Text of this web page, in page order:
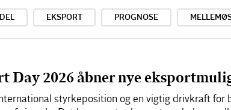
EKSPORT PROGNOSE
Day 2026 åbner nye
styrkeposition og en vigtig drivkraft